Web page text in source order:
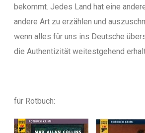
bekommt. Jedes Land hat eine
andere Art zu erzählen und
wenn alles für uns ins Deutsche
die Authentizität weitestgehend
für Rotbuch: